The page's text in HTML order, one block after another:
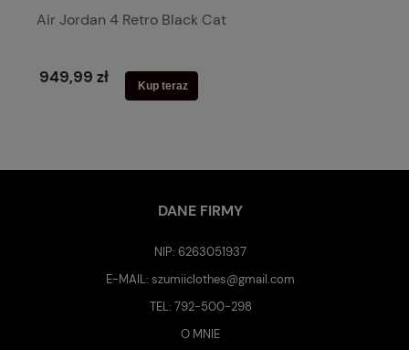
Air Jordan 4 Retro Black Cat
949,99 zł Kup teraz
DANE FIRMY
NIP: 6263051937
E-MAIL:szumiiclothes@gmail.com
TEL: 792-500-298
O MNIE